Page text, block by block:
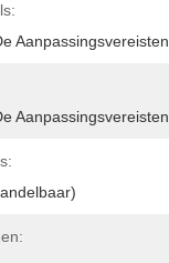
Aanpassingsvereisten
Aanpassingsvereisten